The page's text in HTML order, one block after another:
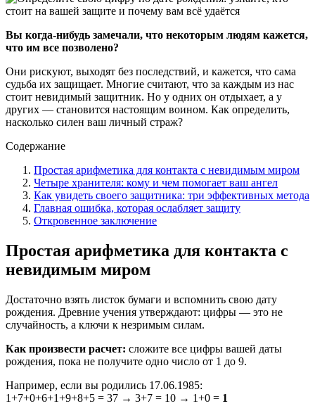
Вы когда-нибудь замечали, что некоторым людям кажется,
что им все позволено?
Они рискуют, выходят без последствий, и кажется, что сама
судьба их защищает. Многие считают, что за каждым из нас
стоит невидимый защитник. Но у одних он отдыхает, а у
других — становится настоящим воином. Как определить,
насколько силен ваш личный страж?
Содержание
Простая арифметика для контакта с невидимым миром
Четыре хранителя: кому и чем помогает ваш ангел
Как увидеть своего защитника: три эффективных метода
Главная ошибка, которая ослабляет защиту
Откровенное заключение
Простая арифметика для контакта с
невидимым миром
Достаточно взять листок бумаги и вспомнить свою дату
рождения. Древние учения утверждают: цифры — это не
случайность, а ключи к незримым силам.
Как произвести расчет: сложите все цифры вашей даты
рождения, пока не получите одно число от 1 до 9.
Например, если вы родились 17.06.1985:
1+7+0+6+1+9+8+5 = 37 → 3+7 = 10 → 1+0 = 1